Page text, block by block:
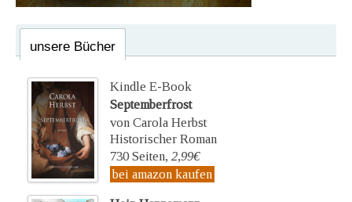
unsere Bücher
Kindle E-Book
Septemberfrost
von Carola Herbst
Historischer Roman
730 Seiten, 2,99€
bei amazon kaufen